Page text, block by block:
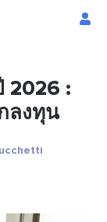
2026 :
ลงทุน